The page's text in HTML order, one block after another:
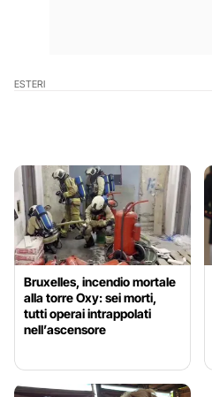
ESTERI
Bruxelles, incendio mortale
alla torre Oxy: sei morti,
tutti operai intrappolati
nell’ascensore